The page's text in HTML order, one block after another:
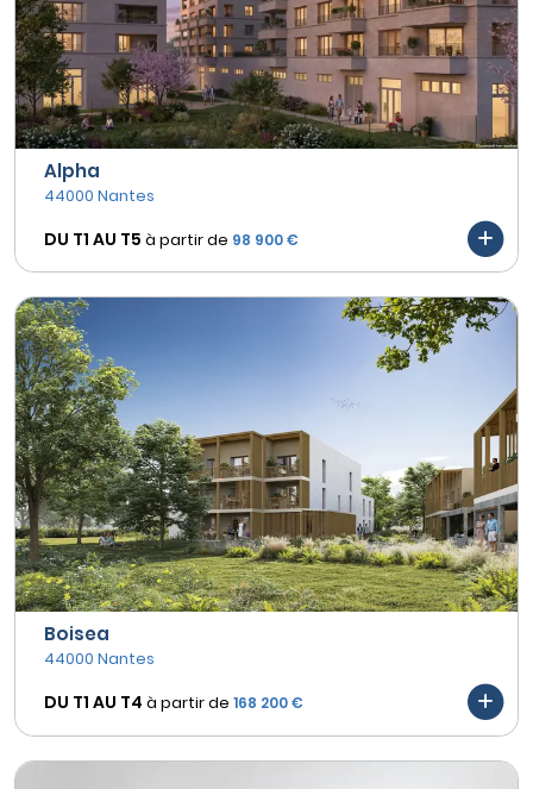
Alpha
44000 Nantes
DU T1 AU T5 à partir de 98 900 €
Boisea
44000 Nantes
DU T1 AU T4 à partir de 168 200 €